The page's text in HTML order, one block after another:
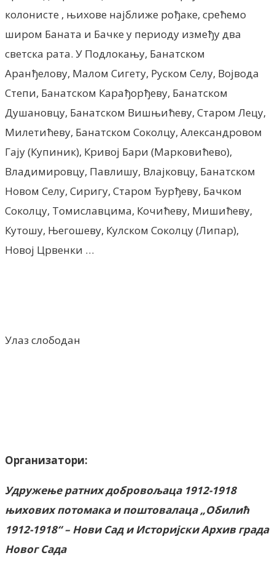
колонисте , њихове најближе рођаке, срећемо
широм Баната и Бачке у периоду између два
светска рата. У Подлокању, Банатском
Аранђелову, Малом Сигету, Руском Селу, Војвода
Степи, Банатском Карађорђеву, Банатском
Душановцу, Банатском Вишњићеву, Старом Лецу,
Милетићеву, Банатском Соколцу, Александровом
Гају (Купиник), Кривој Бари (Марковићево),
Владимировцу, Павлишу, Влајковцу, Банатском
Новом Селу, Сиригу, Старом Ђурђеву, Бачком
Соколцу, Томиславцима, Кочићеву, Мишићеву,
Кутошу, Његошеву, Кулском Соколцу (Липар),
Новој Црвенки …
Улаз слободан
Организатори:
Удружење ратних добровољаца 1912-1918
њихових потомака и поштовалаца „Обилић
1912-1918“ – Нови Сад и Историјски Архив града
Новог Сада